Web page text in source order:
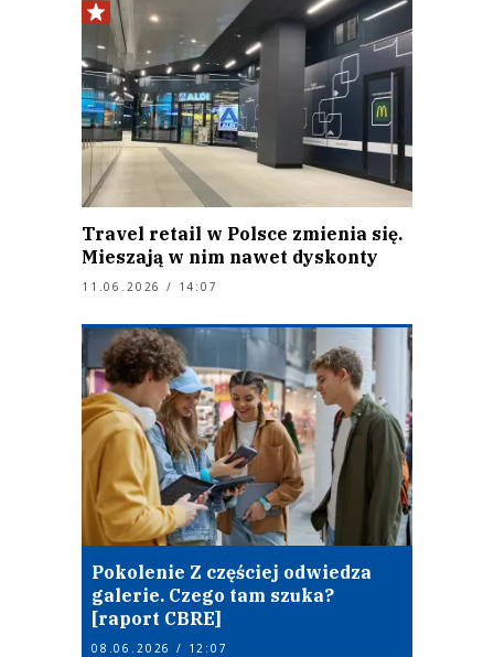
Travel retail w Polsce zmienia się.
Mieszają w nim nawet dyskonty
11.06.2026 / 14:07
Pokolenie Z częściej odwiedza
galerie. Czego tam szuka?
[raport CBRE]
08.06.2026 / 12:07